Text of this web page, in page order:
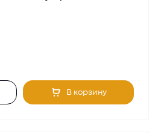
В корзину